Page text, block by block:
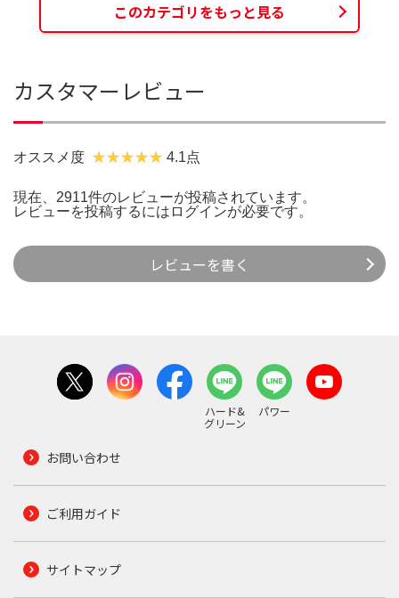
このカテゴリをもっと見る
カスタマーレビュー
オススメ度 4.1点
現在、2911件のレビューが投稿されています。
レビューを投稿するには ログインが必要です。
レビューを書く
ハード&
グリーン
パワー
お問い合わせ
ご利用ガイド
サイトマップ